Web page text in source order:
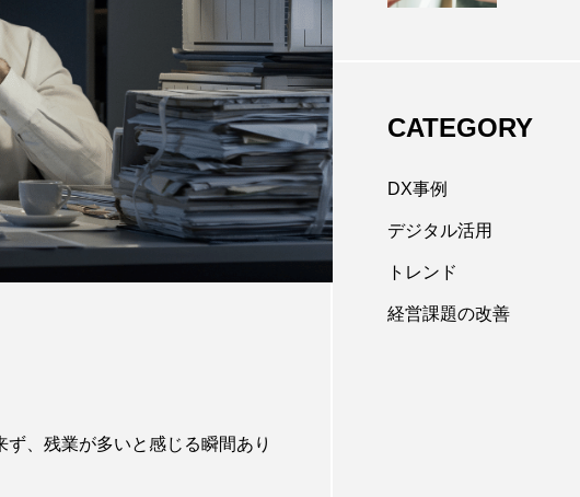
、残業が多いと感じる瞬間あり
CATEGORY
DX事例
デジタル活用
トレンド
経営課題の改善